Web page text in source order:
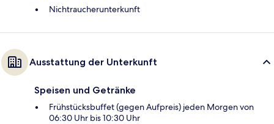
Nichtraucherunterkunft
Ausstattung der Unterkunft
Speisen und Getränke
Frühstücksbuffet (gegen Aufpreis) jeden Morgen von
06:30 Uhr bis 10:30 Uhr